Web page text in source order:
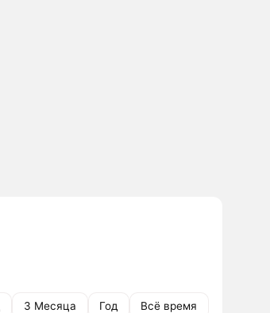
3 Месяца Год Всё время